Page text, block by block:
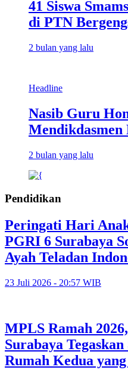
41 Siswa
di PTN
2 bulan yang lalu
Headline
Nasib Guru
Mendikdasmen
2 bulan yang lalu
Pendidikan
Peringati Hari
PGRI 6 Surabaya
Ayah Teladan
23 Juli 2026 - 20:57 WIB
MPLS Ramah
Surabaya
Rumah Kedua